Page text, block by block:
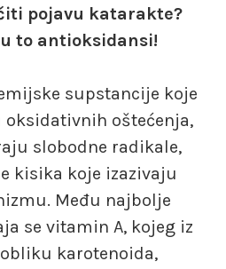
pojavu katarakte?
to antioksidansi!
supstancije koje
oštećenja,
slobodne radikale,
kisika koje izazivaju
Među najbolje
se vitamin A, kojeg iz
karotenoida,